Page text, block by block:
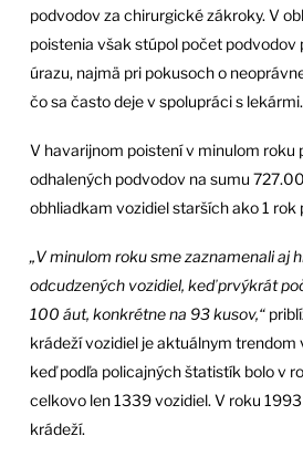
podvodov za chirurgické zákroky. V
poistenia však stúpol počet
úrazu, najmä pri pokusoch o
čo sa často deje v spolupráci s lekármi.
V havarijnom poistení v minulom roku
odhalených podvodov na sumu
obhliadkam vozidiel starších ako 1 rok
„V minulom roku sme zaznamenali aj
odcudzených vozidiel, keď prvýkrát
100 áut, konkrétne na 93 kusov,“
krádeží vozidiel je aktuálnym trendom
keď podľa policajných štatistík bolo v
celkovo len 1339 vozidiel. V roku
krádeží.